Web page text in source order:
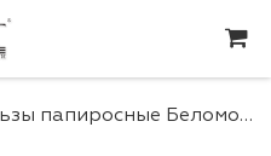
Гильзы папиросные Беломорканал 82 мм (100 шт)